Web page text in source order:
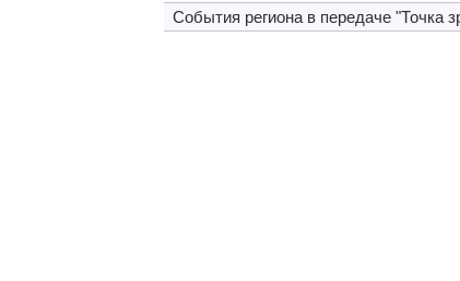
Cобытия региона в передачe "Точка